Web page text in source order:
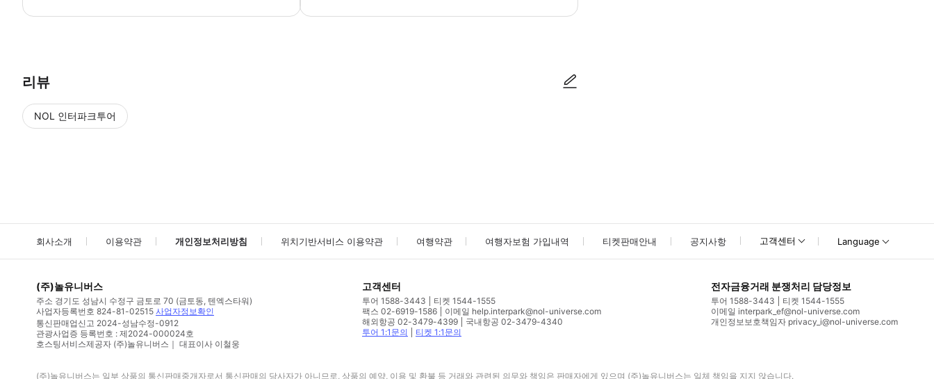
리뷰
NOL 인터파크투어
회사소개 이용약관 개인정보처리방침 위치기반서비스 이용약관 여행약관 여행자보험 가입내역 티켓판매안내 공지사항 고객센터 Language
(주)놀유니버스
주소 경기도 성남시 수정구 금토로 70 (금토동, 텐엑스타워)
사업자등록번호 824-81-02515 사업자정보확인
통신판매업신고 2024-성남수정-0912
관광사업증 등록번호 : 제2024-000024호
호스팅서비스제공자 (주)놀유니버스｜ 대표이사 이철웅
고객센터
투어 1588-3443
티켓 1544-1555
팩스 02-6919-1586
이메일 help.interpark@nol-universe.com
해외항공 02-3479-4399
국내항공 02-3479-4340
투어 1:1문의
티켓 1:1문의
전자금융거래 분쟁처리 담당정보
투어 1588-3443
티켓 1544-1555
이메일 interpark_ef@nol-universe.com
개인정보보호책임자 privacy_i@nol-universe.com
(주)놀유니버스는 일부 상품의 통신판매중개자로서 통신판매의 당사자가 아니므로, 상품의 예약, 이용 및 환불 등 거래와 관련된 의무와 책임은 판매자에게 있으며 (주)놀유니버스는 일체 책임을 지지 않습니다.